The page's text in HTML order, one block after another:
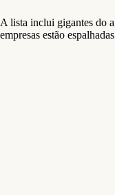
A lista inclui gigantes do
empresas estão